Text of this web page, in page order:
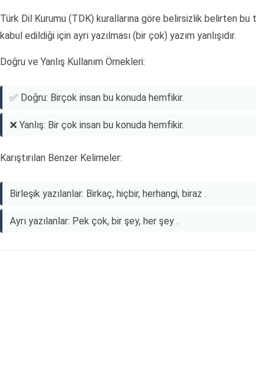
Türk Dil Kurumu (TDK) kurallarına göre belirsizlik belirten bu
kabul edildiği için ayrı yazılması (bir çok) yazım yanlışıdır.
Doğru ve Yanlış Kullanım Örnekleri:
✅ Doğru: Birçok insan bu konuda hemfikir.
❌ Yanlış: Bir çok insan bu konuda hemfikir.
Karıştırılan Benzer Kelimeler:
Birleşik yazılanlar: Birkaç, hiçbir, herhangi, biraz .
Ayrı yazılanlar: Pek çok, bir şey, her şey .